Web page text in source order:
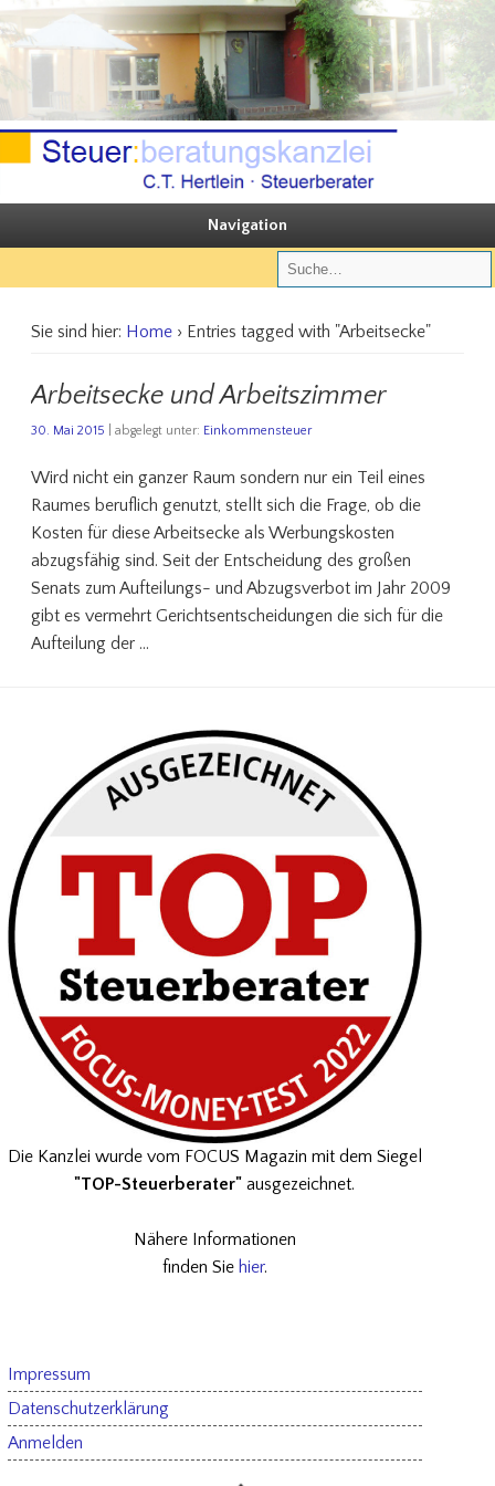
Steuerberatungskanzlei C.T. Hertlein
Sie steuern, wir beraten
Navigation
Sie sind hier: Home› Entries tagged with "Arbeitsecke"
Arbeitsecke und Arbeitszimmer
30. Mai 2015 | abgelegt unter: Einkommensteuer
Wird nicht ein ganzer Raum sondern nur ein Teil eines
Raumes beruflich genutzt, stellt sich die Frage, ob die
Kosten für diese Arbeitsecke als Werbungskosten
abzugsfähig sind. Seit der Entscheidung des großen
Senats zum Aufteilungs- und Abzugsverbot im Jahr 2009
gibt es vermehrt Gerichtsentscheidungen die sich für die
Aufteilung der …
Die Kanzlei wurde vom FOCUS Magazin mit dem Siegel
"TOP-Steuerberater" ausgezeichnet.
Nähere Informationen
finden Sie hier.
Impressum
Datenschutzerklärung
Anmelden